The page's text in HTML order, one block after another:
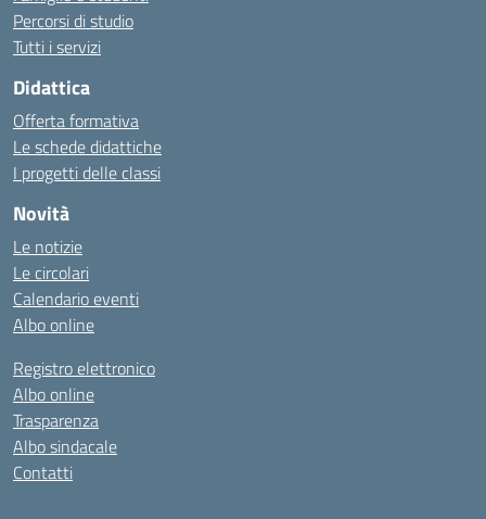
Percorsi di studio
Tutti i servizi
Didattica
Offerta formativa
Le schede didattiche
I progetti delle classi
Novità
Le notizie
Le circolari
Calendario eventi
Albo online
Registro elettronico
Albo online
Trasparenza
Albo sindacale
Contatti